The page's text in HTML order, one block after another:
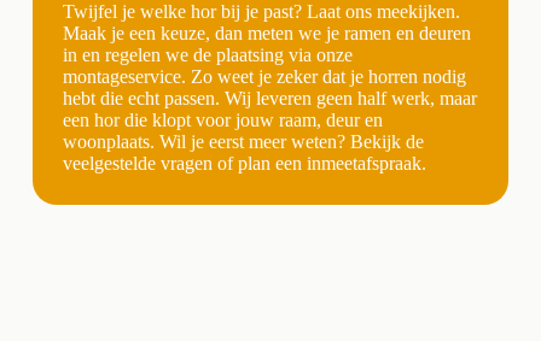
Twijfel je welke hor bij je past? Laat ons meekijken.
Maak je een keuze, dan meten we je ramen en deuren
in en regelen we de plaatsing via onze
montageservice. Zo weet je zeker dat je horren nodig
hebt die echt passen. Wij leveren geen half werk, maar
een hor die klopt voor jouw raam, deur en
woonplaats. Wil je eerst meer weten? Bekijk de
veelgestelde vragen of plan een inmeetafspraak.